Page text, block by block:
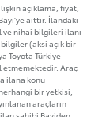
açıklama, fiyat,
aittir. İlandaki
ve nihai bilgileri ilanı
(aksi açık bir
Toyota Türkiye
etmemektedir. Araç
ilana konu
bir yetkisi,
araçların